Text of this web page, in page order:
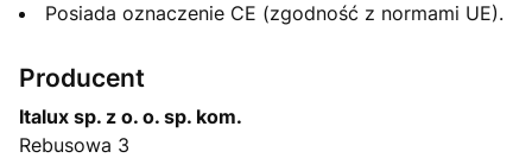
Posiada oznaczenie CE (zgodność z normami UE).
Producent
Italux sp. z o. o. sp. kom.
Rebusowa 3